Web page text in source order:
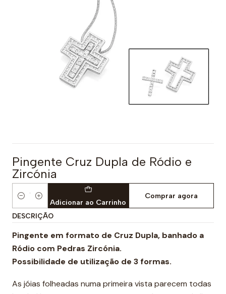
Pingente Cruz Dupla de Ródio e
Zircónia
QuantidadeAdicionar ao Carrinho
Comprar agora
DESCRIÇÃO
Pingente em formato de Cruz Dupla, banhado a
Ródio com Pedras Zircónia.
Possibilidade de utilização de 3 formas.
As jóias folheadas numa primeira vista parecem todas